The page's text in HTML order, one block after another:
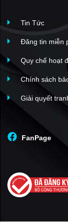
TTTM Vincom
Trung tâm
sắm sầm uất
200.000m2,
nơi hội tụ của
quốc tế, thỏa
diện tích
Royal City với
sẽ là điểm đến
Tin Tức
Đăng tin miễn
Quy chế hoạt
Chính sách
Giải quyết
FanPage